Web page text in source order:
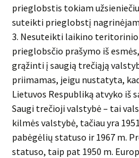
prieglobstis tokiam
suteikti prieglobstį
3. Nesuteikti laikino
prieglobsčio prašymo iš
grąžinti į saugią trečiąją
priimamas, jeigu nustatyta,
Lietuvos Respubliką atvyko iš
Saugi trečioji valstybė – tai
kilmės valstybė, tačiau yra
pabėgėlių statuso ir 1967 m.
statuso, taip pat 1950 m.